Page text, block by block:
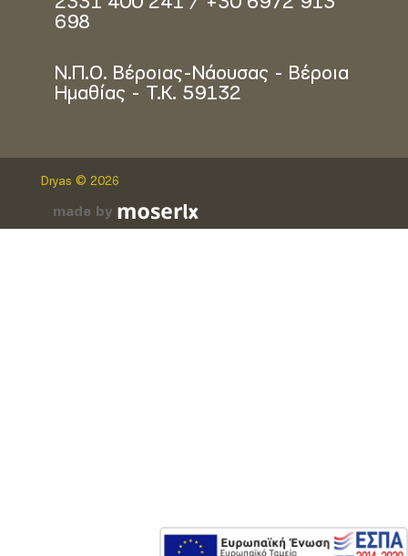
698
Ν.Π.Ο. Βέροιας-Νάουσας - Βέροια
Ημαθίας - Τ.Κ. 59132
Dryas © 2026
made by